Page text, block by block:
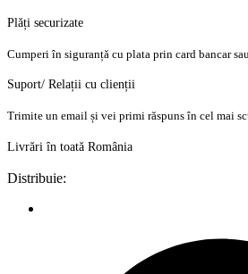
Plăți securizate
Cumperi în siguranță cu plata prin card bancar
Suport/ Relații cu clienții
Trimite un email și vei primi răspuns în cel mai
Livrări în toată România
Distribuie: